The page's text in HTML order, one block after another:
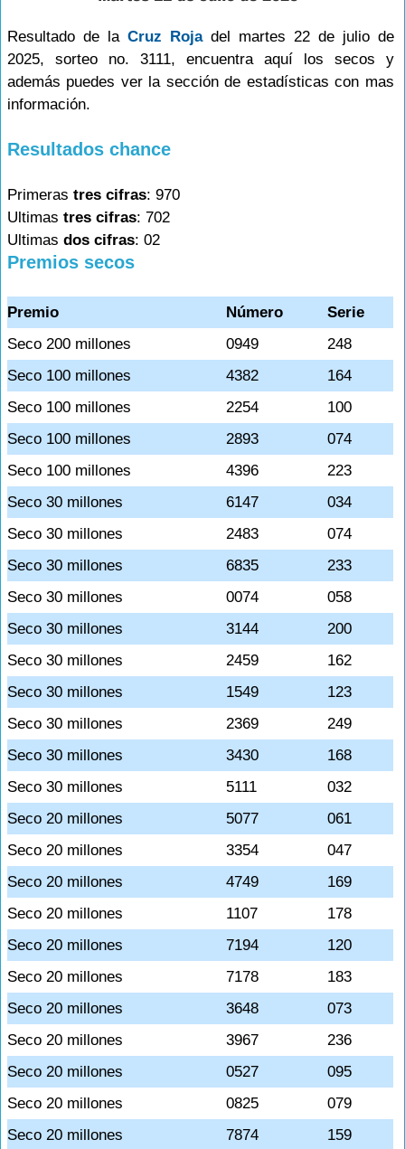
Resultado de la Cruz Rojadel martes 22 de julio de
2025, sorteo no. 3111, encuentra aquí los secos y
además puedes ver la sección de estadísticas con mas
información.
Resultados chance
Primeras tres cifras: 970
Ultimas tres cifras: 702
Ultimas dos cifras: 02
Premios secos
Premio Número
Serie
Seco 200 millones
0949
248
Seco 100 millones
4382
164
Seco 100 millones
2254
100
Seco 100 millones
2893
074
Seco 100 millones
4396
223
Seco 30 millones
6147
034
Seco 30 millones
2483
074
Seco 30 millones
6835
233
Seco 30 millones
0074
058
Seco 30 millones
3144
200
Seco 30 millones
2459
162
Seco 30 millones
1549
123
Seco 30 millones
2369
249
Seco 30 millones
3430
168
Seco 30 millones
5111
032
Seco 20 millones
5077
061
Seco 20 millones
3354
047
Seco 20 millones
4749
169
Seco 20 millones
1107
178
Seco 20 millones
7194
120
Seco 20 millones
7178
183
Seco 20 millones
3648
073
Seco 20 millones
3967
236
Seco 20 millones
0527
095
Seco 20 millones
0825
079
Seco 20 millones
7874
159